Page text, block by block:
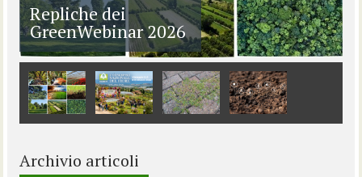
Repliche dei
GreenWebinar 2026
Archivio articoli